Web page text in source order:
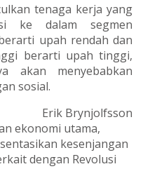
tenaga kerja yang
ke dalam segmen
upah rendah dan
berarti upah tinggi,
akan menyebabkan
sosial.
Erik Brynjolfsson
ekonomi utama,
kesenjangan
dengan Revolusi